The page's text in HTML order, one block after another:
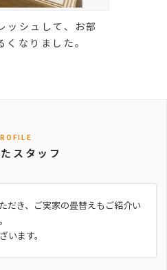
ッシュして、お部
くなりました。
スタッフ
だき、ご実家の畳替えもご紹介い
います。